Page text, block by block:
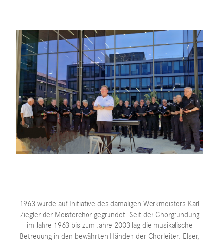
1963 wurde auf Initiative des damaligen Werkmeisters Karl
Ziegler der Meisterchor gegründet. Seit der Chorgründung
im Jahre 1963 bis zum Jahre 2003 lag die musikalische
Betreuung in den bewährten Händen der Chorleiter: Elser,